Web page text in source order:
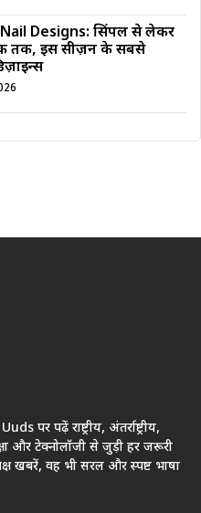
Designs: सिंपल से लेकर
तक, इस सीज़न के सबसे
पर पढ़ें राष्ट्रीय, अंतर्राष्ट्रीय,
और टेक्नोलॉजी से जुड़ी हर जरूरी
खबरें, वह भी सरल और स्पष्ट भाषा